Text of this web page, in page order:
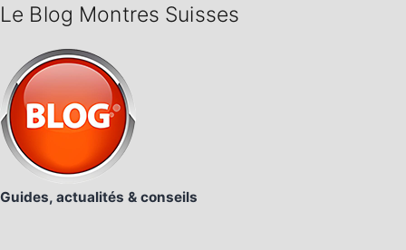
Le Blog Montres Suisses
Guides, actualités & conseils